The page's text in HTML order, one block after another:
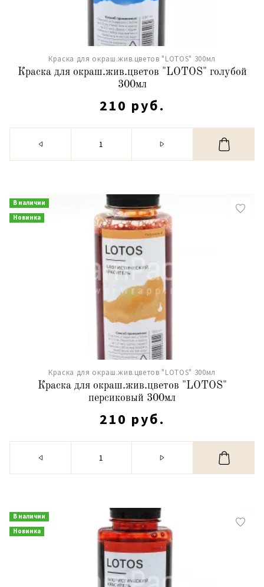
Краска для окраш.жив.цветов "LOTOS" 300мл
Краска для окраш.жив.цветов "LOTOS" голубой
300мл
210 руб.
В наличии
Новинка
Краска для окраш.жив.цветов "LOTOS" 300мл
Краска для окраш.жив.цветов "LOTOS"
персиковый 300мл
210 руб.
В наличии
Новинка